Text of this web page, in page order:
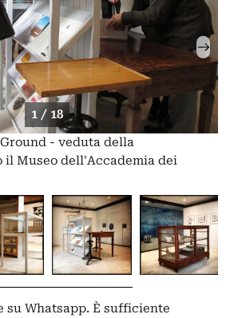
1 / 18
- veduta della
il Museo dell'Accademia dei
su Whatsapp. È sufficiente